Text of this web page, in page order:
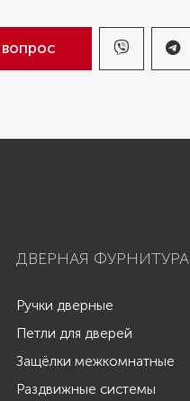
ДВЕРНАЯ ФУРНИТУРА
Ручки дверные
Петли для дверей
Защёлки межкомнатные
Раздвижные системы